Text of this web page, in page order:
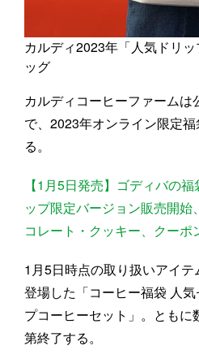
カルディ2023年「人気ドリ
ッグ
カルディコーヒーファームは
で、2023年オンライン限定
る。
【1月5日発売】ゴディバの
ップ限定バージョン販売開始
コレート・クッキー、クーポ
1月5日時点の取り扱いアイ
登場した「コーヒー福袋 人
プコーヒーセット」。ともに
第終了する。